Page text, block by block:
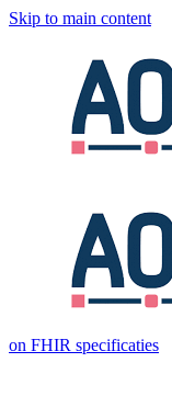
Skip to main content
on FHIR specificaties